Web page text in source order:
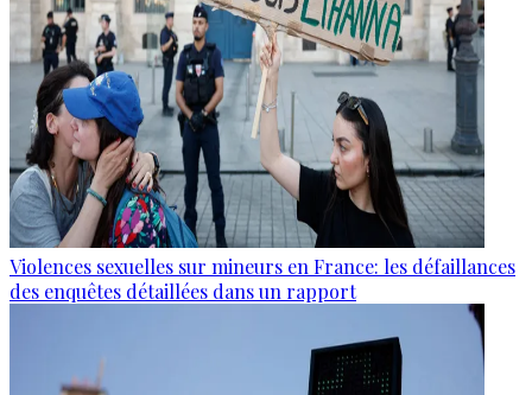
Violences sexuelles sur mineurs en France: les défaillances
des enquêtes détaillées dans un rapport